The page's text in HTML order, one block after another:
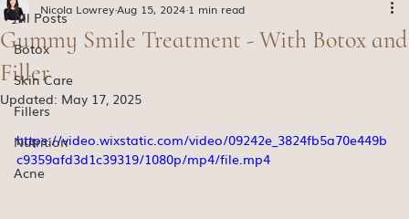
All Posts
Botox
Skin Care
Fillers
Nutrition
Acne
Gummy Smile Treatment - With Botox and
Filler
Nicola LowreyAug 15, 2024 1 min read
Updated: May 17, 2025
https://video.wixstatic.com/video/09242e_3824fb5a70e449b
c9359afd3d1c39319/1080p/mp4/file.mp4